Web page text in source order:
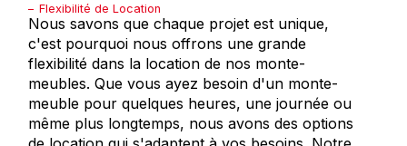
Flexibilité de Location
Nous savons que chaque projet est unique,
c'est pourquoi nous offrons une grande
flexibilité dans la location de nos monte-
meubles. Que vous ayez besoin d'un monte-
meuble pour quelques heures, une journée ou
même plus longtemps, nous avons des options